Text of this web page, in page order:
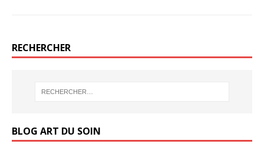
RECHERCHER
BLOG ART DU SOIN